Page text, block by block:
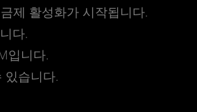
제 활성화가 시작됩니다.
다.
입니다.
있습니다.